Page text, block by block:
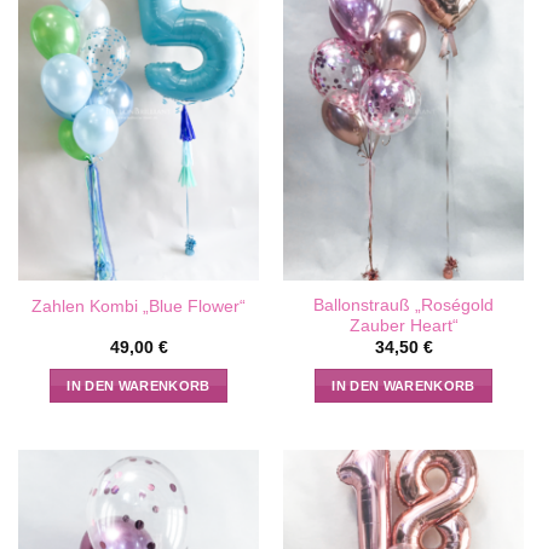
Varianten
auf.
Die
Optionen
können
Produktseite
gewählt
werden
Zahlen Kombi „Blue Flower“
49,00 €
IN DEN WARENKORB
Ballonstrauß „Roségold
Zauber Heart“
34,50 €
IN DEN WARENKORB